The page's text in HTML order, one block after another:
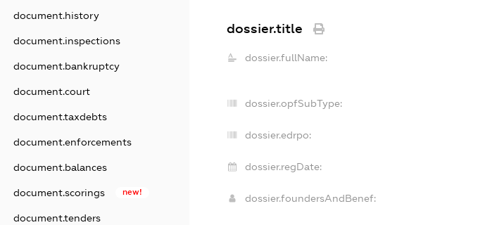
document.history
document.inspections
document.bankruptcy
document.court
document.taxdebts
document.enforcements
document.balances
document.scorings new!
document.tenders
dossier.title
dossier.fullName:
dossier.opfSubType:
dossier.edrpo:
dossier.regDate:
dossier.foundersAndBenef: